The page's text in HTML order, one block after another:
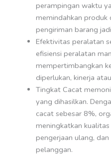
perampingan waktu
memindahkan produk
pengiriman barang
Efektivitas peralatan
efisiensi peralatan
mempertimbangkan
diperlukan, kinerja
Tingkat Cacat
yang dihasilkan.
cacat sebesar 8%,
meningkatkan
pengerjaan ulang,
pelanggan.